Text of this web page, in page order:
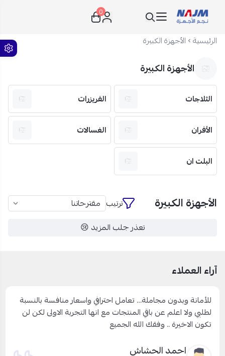
نجم الأجهزة
0
الرئيسية الأجهزة الكبيرة
الأجهزة الكبيرة
الثلاجات الفريزرات
الأفران الغسالات
البلت ان
الأجهزة الكبيرة
ترتيب
تعذر جلب المزيد 😢
آراء العملاء
للأمانة وبدون مجاملة… تعامل احترافي واسعار منافسة بالنسبة
لطلبي ولا اعلم عن باقي المنتجات مع انها التجربة الاولى لكن لن
تكون الاخيرة .. وفقك الله الجميع
احمد الحشاش